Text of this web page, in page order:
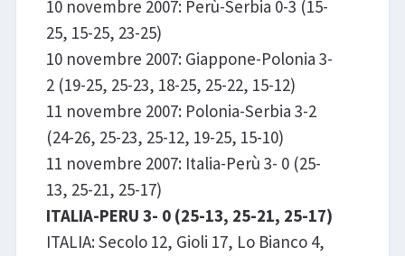
10 novembre 2007: Perù-Serbia 0-3 (15-
25, 15-25, 23-25)
10 novembre 2007: Giappone-Polonia 3-
2 (19-25, 25-23, 18-25, 25-22, 15-12)
11 novembre 2007: Polonia-Serbia 3-2
(24-26, 25-23, 25-12, 19-25, 15-10)
11 novembre 2007: Italia-Perù 3- 0 (25-
13, 25-21, 25-17)
ITALIA-PERU 3- 0 (25-13, 25-21, 25-17)
ITALIA: Secolo 12, Gioli 17, Lo Bianco 4,